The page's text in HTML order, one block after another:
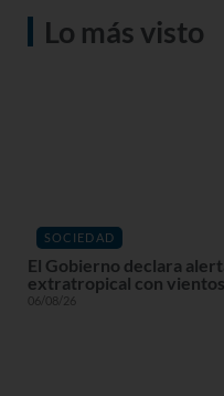
Lo más visto
SOCIEDAD
El Gobierno declara
extratropical con
06/08/26